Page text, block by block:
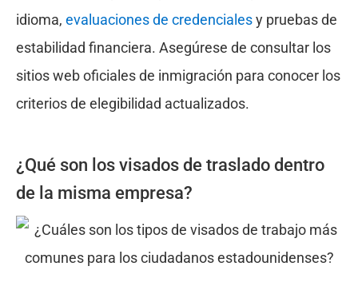
idioma, evaluaciones de credencialesy pruebas de
estabilidad financiera. Asegúrese de consultar los
sitios web oficiales de inmigración para conocer los
criterios de elegibilidad actualizados.
¿Qué son los visados de traslado dentro
de la misma empresa?